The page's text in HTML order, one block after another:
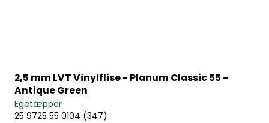
2,5 mm LVT Vinylflise - Planum Classic 55 -
Antique Green
Egetæpper
25 9725 55 0104 (347)